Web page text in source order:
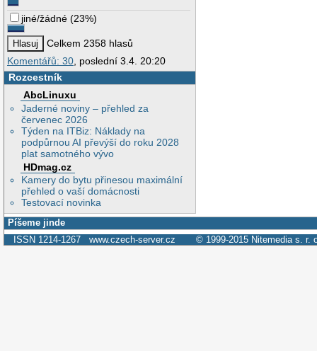
jiné/žádné (23%)
Celkem 2358 hlasů
Komentářů: 30, poslední 3.4. 20:20
Rozcestník
AbcLinuxu
Jaderné noviny – přehled za
červenec 2026
Týden na ITBiz: Náklady na
podpůrnou AI převýší do roku 2028
plat samotného vývo
HDmag.cz
Kamery do bytu přinesou maximální
přehled o vaší domácnosti
Testovací novinka
Píšeme jinde
ISSN 1214-1267 www.czech-server.cz © 1999-2015 Nitemedia s. r.